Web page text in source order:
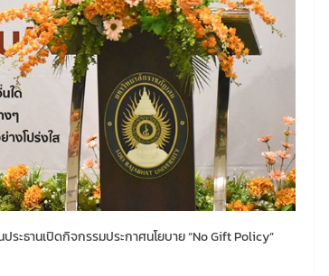
ะธานเปิดกิจกรรมประกาศนโยบาย “No Gift Policy”